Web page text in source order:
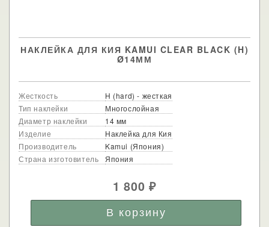
НАКЛЕЙКА ДЛЯ КИЯ KAMUI CLEAR BLACK (H)
Ø14ММ
Жесткость
H (hard) - жесткая
Тип наклейки
Многослойная
Диаметр наклейки
14 мм
Изделие
Наклейка для Кия
Производитель
Kamui (Япония)
Страна изготовитель
Япония
1 800₽